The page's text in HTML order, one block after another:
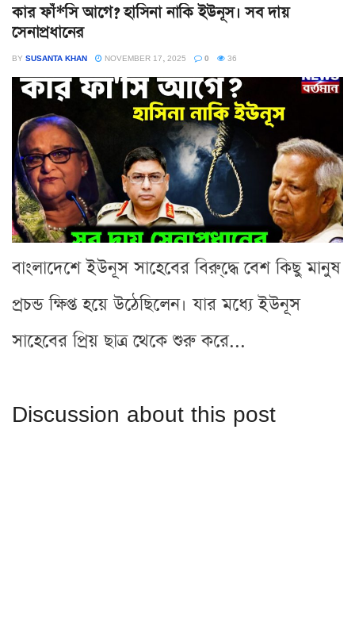
কার ফাঁ*সি আগে? হাসিনা নাকি ইউনূস। সব দায়
সেনাপ্রধানের
BY SUSANTA KHAN NOVEMBER 17, 2025 0 36
বাংলাদেশে ইউনূস সাহেবের বিরু্দ্ধে বেশ কিছু মানুষ
প্রচন্ড ক্ষিপ্ত হয়ে উঠেছিলেন। যার মধ্যে ইউনূস
সাহেবের প্রিয় ছাত্র থেকে শুরু করে...
Discussion about this post